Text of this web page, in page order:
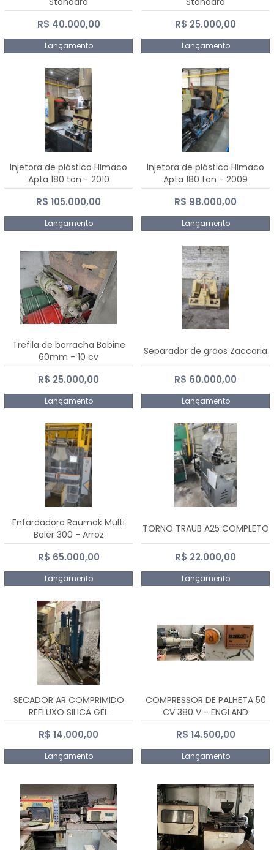
R$ 40.000,00
Lançamento
R$ 25.000,00
Lançamento
Injetora de plástico Himaco
Apta 180 ton - 2010
R$ 105.000,00
Lançamento
Injetora de plástico Himaco
Apta 180 ton - 2009
R$ 98.000,00
Lançamento
Trefila de borracha Babine
60mm - 10 cv
R$ 25.000,00
Lançamento
Separador de grãos Zaccaria
R$ 60.000,00
Lançamento
Enfardadora Raumak Multi
Baler 300 - Arroz
R$ 65.000,00
Lançamento
TORNO TRAUB A25 COMPLETO
R$ 22.000,00
Lançamento
SECADOR AR COMPRIMIDO
REFLUXO SILICA GEL
R$ 14.000,00
Lançamento
COMPRESSOR DE PALHETA 50
CV 380 V - ENGLAND
R$ 14.500,00
Lançamento